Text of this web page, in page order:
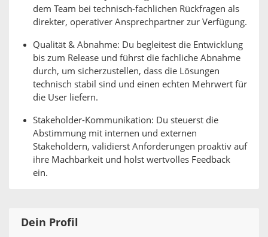
dem Team bei technisch-fachlichen Rückfragen als
direkter, operativer Ansprechpartner zur Verfügung.
Qualität & Abnahme: Du begleitest die Entwicklung
bis zum Release und führst die fachliche Abnahme
durch, um sicherzustellen, dass die Lösungen
technisch stabil sind und einen echten Mehrwert für
die User liefern.
Stakeholder-Kommunikation: Du steuerst die
Abstimmung mit internen und externen
Stakeholdern, validierst Anforderungen proaktiv auf
ihre Machbarkeit und holst wertvolles Feedback
ein.
Dein Profil